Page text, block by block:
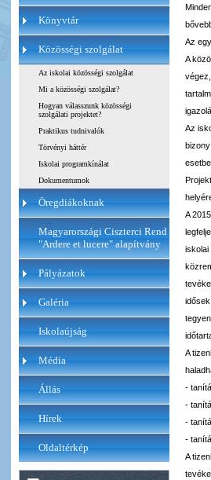
Könyvtár
Közösségi szolgálat
Az iskolai közösségi szolgálat
Mi a közösségi szolgálat?
Hogyan válasszunk közösségi
szolgálati projektet?
Praktikus tudnivalók
Törvényi háttér
Iskolai programkínálat
Dokumentumok
Öregdiákoknak
Magyarországi Ciszterci Rend
"Ardere et lucere" alapítvány
Pályázatok
Galéria
Iskolaújság
Média
Állás
Hírek
Oldaltérkép
Az
A
Az
A
iskolai
A
-
-
-
-
A